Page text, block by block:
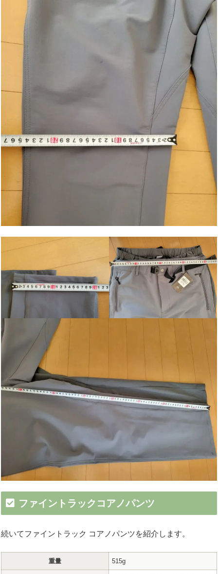
ファイントラックコアノパンツ
続いてファイントラック コアノパンツを紹介します。
重量 515g